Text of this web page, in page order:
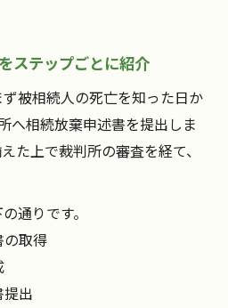
ステップごとに紹介
被相続人の死亡を知った日か
へ相続放棄申述書を提出しま
た上で裁判所の審査を経て、
通りです。
の取得
出